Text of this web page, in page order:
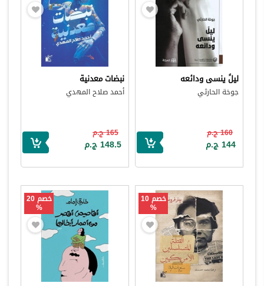
ليلً ينسى ودائعه
جوخة الحارثي
160 ج.م
144 ج.م
نبضات معدنية
أحمد صلاح المهدي
165 ج.م
148.5 ج.م
خصم 10
%
خصم 20
%